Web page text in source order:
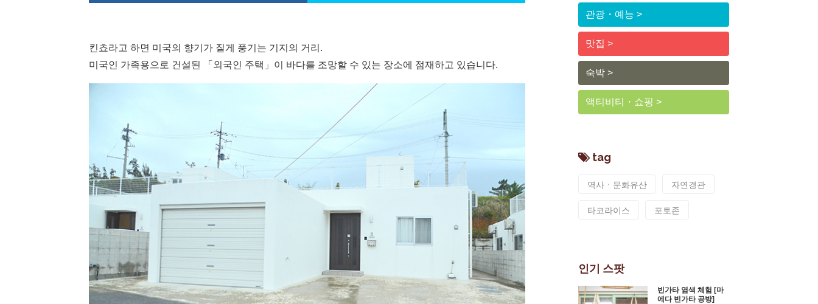
킨쵸라고 하면 미국의 향기가 짙게 풍기는 기지의 거리.
미국인 가족용으로 건설된 「외국인 주택」이 바다를 조망할 수 있는 장소에 점재하고 있습니다.
관광・예능
맛집
숙박
액티비티・쇼핑
tag
역사ㆍ문화유산 자연경관
타코라이스 포토존
인기 스팟
빈가타 염색 체험 [마
에다 빈가타 공방]